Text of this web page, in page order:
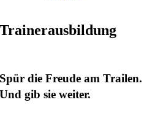
Trainerausbildung
Spür die Freude am Trailen.
Und gib sie weiter.